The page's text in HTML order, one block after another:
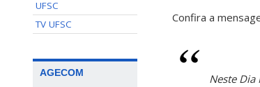
UFSC
TV UFSC
AGECOM
Confira a
Neste